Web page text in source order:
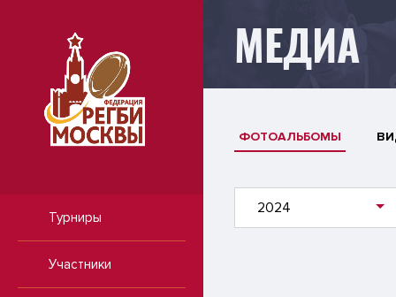
Турниры
Участники
МЕДИА
ФОТОАЛЬБОМЫ
2024